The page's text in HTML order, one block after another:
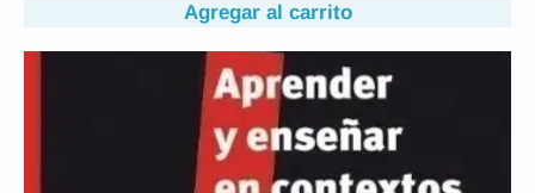
Agregar al carrito